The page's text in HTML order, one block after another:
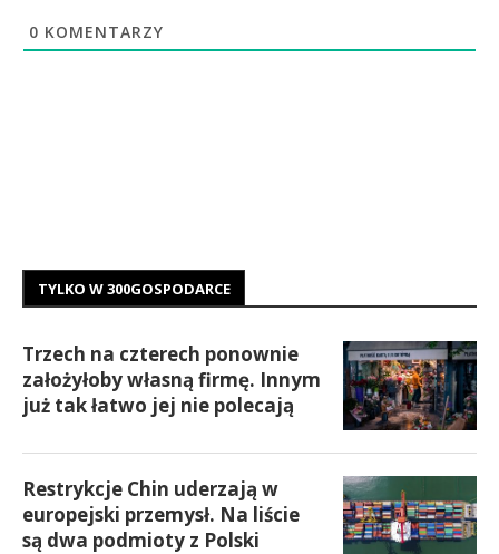
0 KOMENTARZY
TYLKO W 300GOSPODARCE
Trzech na czterech ponownie
założyłoby własną firmę. Innym
już tak łatwo jej nie polecają
Restrykcje Chin uderzają w
europejski przemysł. Na liście
są dwa podmioty z Polski